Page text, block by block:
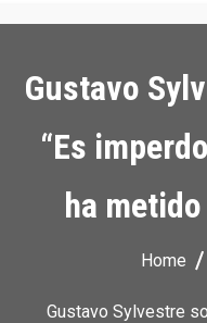
Gustavo
“Es
ha
Home
Gustavo Sylvestre